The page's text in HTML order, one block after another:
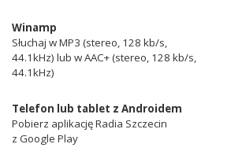
Winamp
Słuchaj w MP3 (stereo, 128 kb/s,
44.1kHz) lub w AAC+ (stereo, 128 kb/s,
44.1kHz)
Telefon lub tablet z Androidem
Pobierz aplikację Radia Szczecin
z Google Play